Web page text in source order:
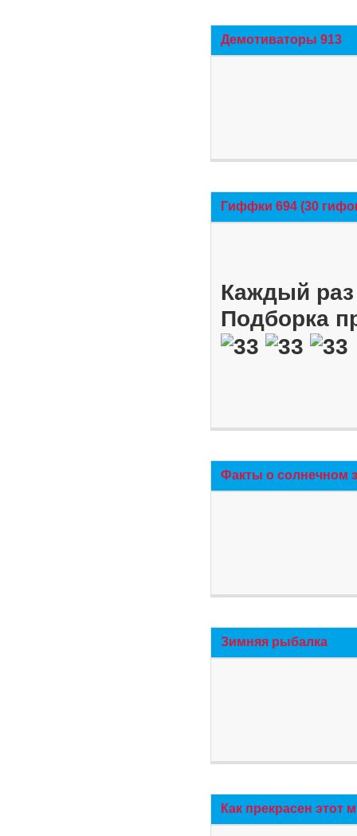
Демотиваторы 913
Гиффки 694 (30
Каждый
Подборка
Факты о солнечном
Зимняя рыбалка
Как прекрасен этот